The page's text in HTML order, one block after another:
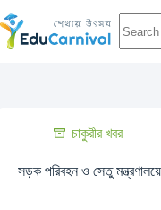
চাকুরীর খবর
সড়ক পরিবহন ও সেতু